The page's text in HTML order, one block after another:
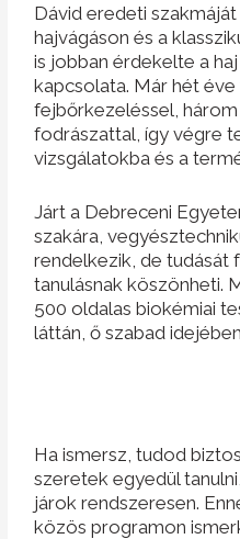
Dávid eredeti
hajvágáson és a
is jobban érdekelte a
kapcsolata. Már hét
fejbőrkezeléssel,
fodrászattal, így végre
vizsgálatokba és a
Járt a Debreceni
szakára,
rendelkezik, de tudását
tanulásnak köszönheti.
500 oldalas biokémiai
láttán, ő szabad
Ha ismersz, tudod
szeretek egyedül
járok rendszeresen.
közös programon